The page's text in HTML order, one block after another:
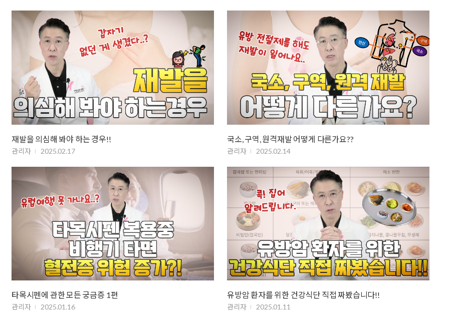
재발을 의심해 봐야 하는 경우!!
관리자 2025.02.17
국소, 구역, 원격재발 어떻게 다른가요??
관리자 2025.02.14
타목시펜에 관한 모든 궁금증 1편
관리자 2025.01.16
유방암 환자를 위한 건강식단 직접 짜봤습니다!!
관리자 2025.01.11